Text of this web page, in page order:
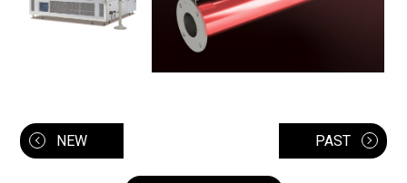
NEW PAST